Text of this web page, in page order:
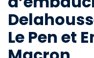
Le Pen et